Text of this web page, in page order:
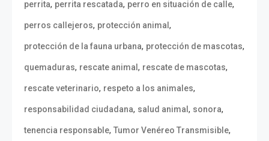
perrita, perrita rescatada, perro en situación de calle,
perros callejeros, protección animal ,
protección de la fauna urbana, protección de mascotas,
quemaduras, rescate animal , rescate de mascotas,
rescate veterinario, respeto a los animales,
responsabilidad ciudadana, salud animal , sonora,
tenencia responsable, Tumor Venéreo Transmisible,